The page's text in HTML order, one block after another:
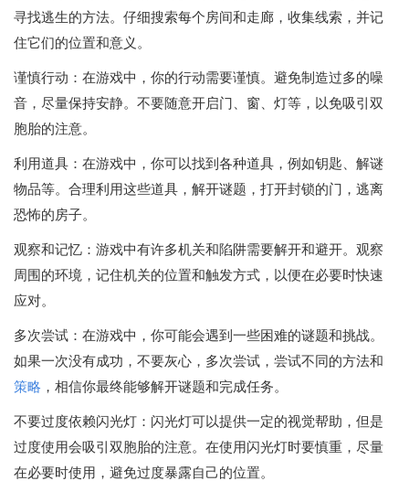
寻找逃生的方法。仔细搜索每个房间和走廊，收集线索，并记
住它们的位置和意义。
谨慎行动：在游戏中，你的行动需要谨慎。避免制造过多的噪
音，尽量保持安静。不要随意开启门、窗、灯等，以免吸引双
胞胎的注意。
利用道具：在游戏中，你可以找到各种道具，例如钥匙、解谜
物品等。合理利用这些道具，解开谜题，打开封锁的门，逃离
恐怖的房子。
观察和记忆：游戏中有许多机关和陷阱需要解开和避开。观察
周围的环境，记住机关的位置和触发方式，以便在必要时快速
应对。
多次尝试：在游戏中，你可能会遇到一些困难的谜题和挑战。
如果一次没有成功，不要灰心，多次尝试，尝试不同的方法和
策略 ，相信你最终能够解开谜题和完成任务。
不要过度依赖闪光灯：闪光灯可以提供一定的视觉帮助，但是
过度使用会吸引双胞胎的注意。在使用闪光灯时要慎重，尽量
在必要时使用，避免过度暴露自己的位置。